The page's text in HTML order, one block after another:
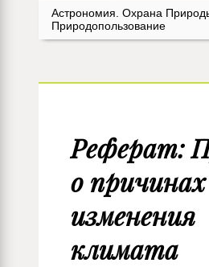
Астрономия. Охрана
Природопользование
Реферат:
о причинах
изменения
климата